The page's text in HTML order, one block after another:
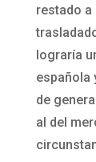
restado a
lograría
española
de
al del